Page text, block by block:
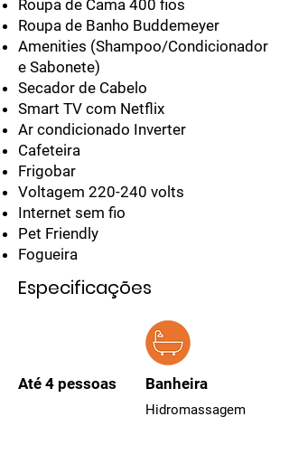
Roupa de Cama 400 fios
Roupa de Banho Buddemeyer
Amenities (Shampoo/Condicionador
e Sabonete)
Secador de Cabelo
Smart TV com Netflix
Ar condicionado Inverter
Cafeteira
Frigobar
Voltagem 220-240 volts
Internet sem fio
Pet Friendly
Fogueira
Especificações
Até 4 pessoas Banheira
Hidromassagem